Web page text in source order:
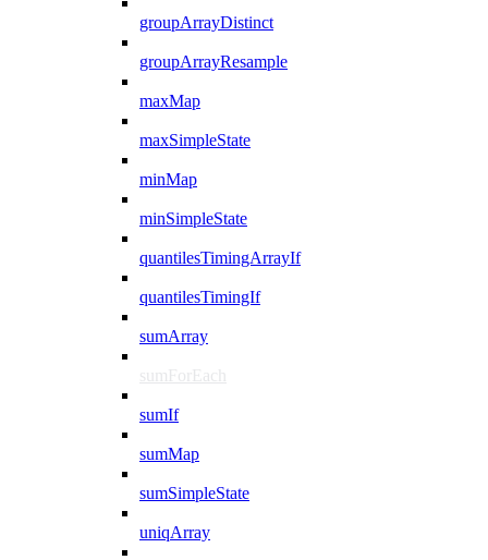
groupArrayDistinct
groupArrayResample
maxMap
maxSimpleState
minMap
minSimpleState
quantilesTimingArrayIf
quantilesTimingIf
sumArray
sumForEach
sumIf
sumMap
sumSimpleState
uniqArray